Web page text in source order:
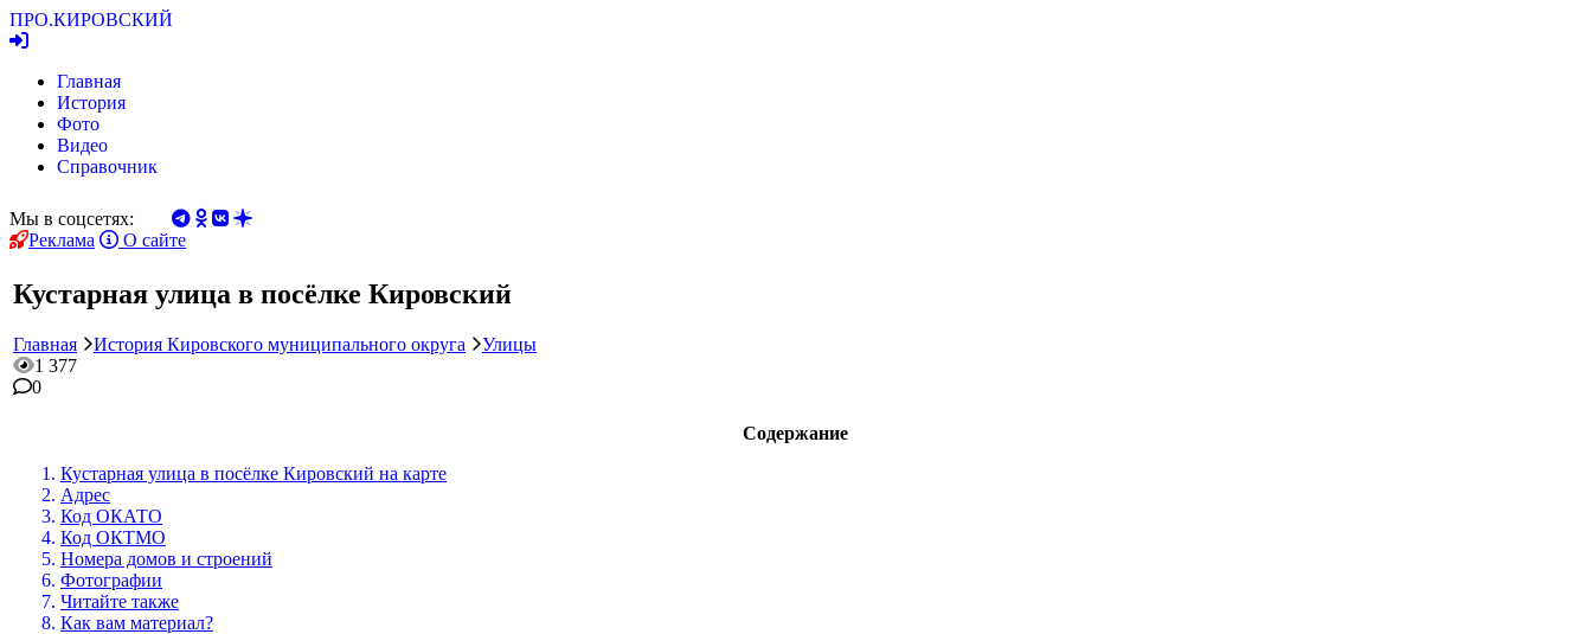
ПРО.КИРОВСКИЙ
Главная
История
Фото
Видео
Справочник
Мы в соцсетях:
Реклама
О сайте
Кустарная улица в посёлке Кировский
Главная История Кировского муниципального округа
Улицы
1 377
0
Содержание
Кустарная улица в посёлке Кировский на карте
Адрес
Код ОКАТО
Код ОКТМО
Номера домов и строений
Фотографии
Читайте также
Как вам материал?